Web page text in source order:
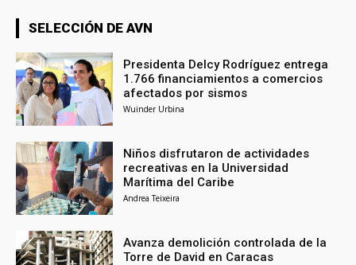
SELECCIÓN DE AVN
Presidenta Delcy Rodríguez entrega
1.766 financiamientos a comercios
afectados por sismos
Wuinder Urbina
Niños disfrutaron de actividades
recreativas en la Universidad
Marítima del Caribe
Andrea Teixeira
Avanza demolición controlada de la
Torre de David en Caracas